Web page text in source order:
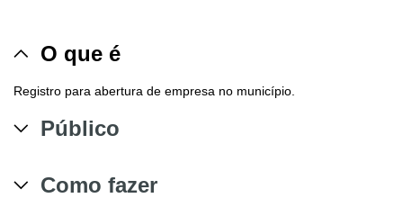
O que é
Registro para abertura de empresa no município.
Público
Como fazer